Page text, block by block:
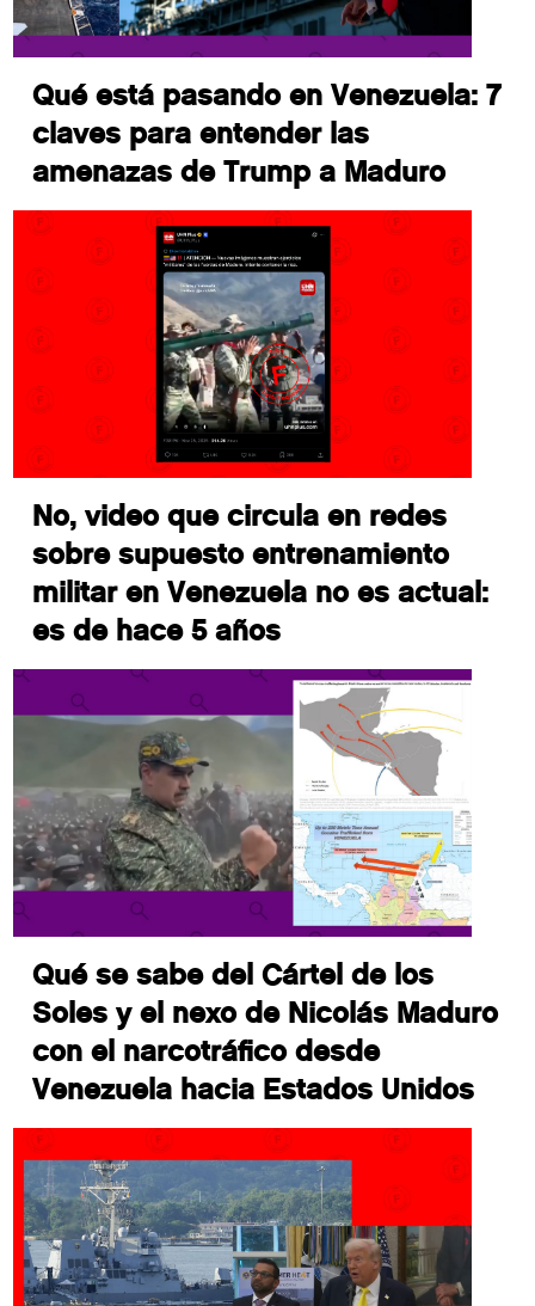
Qué está pasando en Venezuela: 7
claves para entender las
amenazas de Trump a Maduro
No, video que circula en redes
sobre supuesto entrenamiento
militar en Venezuela no es actual:
es de hace 5 años
Qué se sabe del Cártel de los
Soles y el nexo de Nicolás Maduro
con el narcotráfico desde
Venezuela hacia Estados Unidos